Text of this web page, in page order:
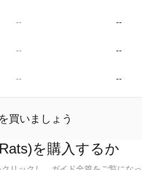
-- --
-- --
-- --
買いましょう
を購入するか